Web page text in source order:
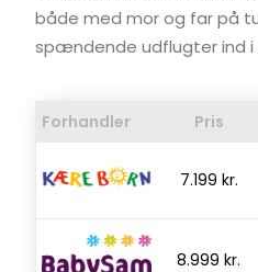
både med mor og far på
spændende udflugter ind i
Forhandler Pris
7.199 kr.
8.999 kr.